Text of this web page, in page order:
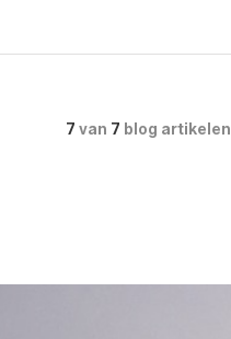
7 van 7 blog artikelen